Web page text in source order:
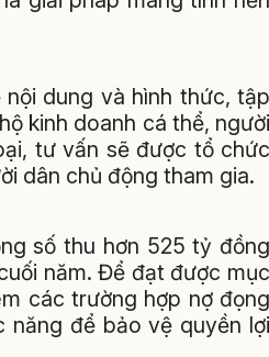
dung và hình thức, tập
kinh doanh cá thể, người
tư vấn sẽ được tổ chức
dân chủ động tham gia.
số thu hơn 525 tỷ đồng
năm. Để đạt được mục
các trường hợp nợ đọng
năng để bảo vệ quyền lợi